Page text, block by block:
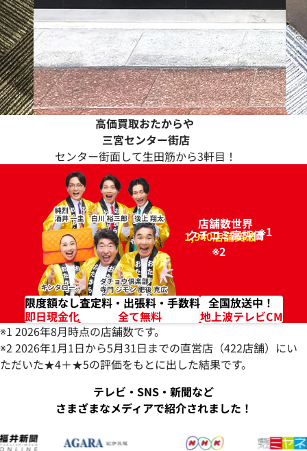
高価買取おたからや
三宮センター街店
センター街面して生田筋から3軒目！
店舗数世界
1,940店舗突破！
※1
クチコミ高評価
96.2%
※2
限度額なし
即日現金化
査定料・出張料・手数料
全て無料
全国放送中！
地上波テレビCM
※1 2026年8月時点の店舗数です。
※2 2026年1月1日から5月31日までの直営店（422店舗）にい
ただいた★4＋★5の評価をもとに出した結果です。
テレビ・SNS・新聞など
さまざまなメディアで紹介されました！